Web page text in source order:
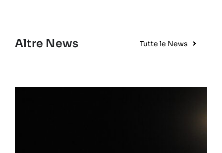
Altre News Tutte le News